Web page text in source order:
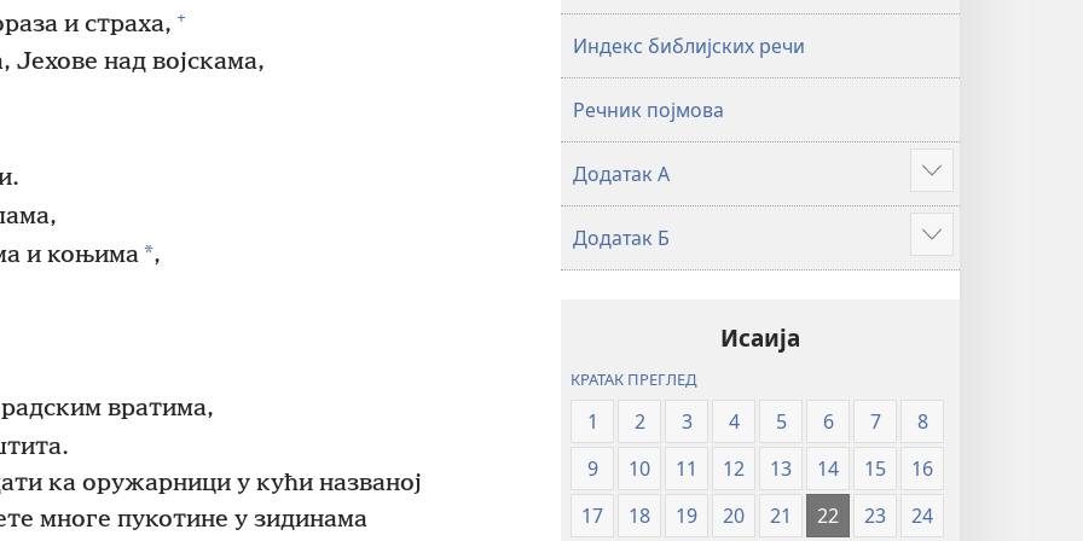
и страха, +
над војскама,
и коњима*,
вратима,
ка оружарници у кући названој
многе пукотине у зидинама
2019)2019)
Индекс библијских речи
Речник појмова
Додатак А Више
Додатак Б Више
Исаија
КРАТАК ПРЕГЛЕД
1 2 3 4 5 6 7
8
9
10 11 12 13 14 15
16
17
18 19 20 21 22 23 24